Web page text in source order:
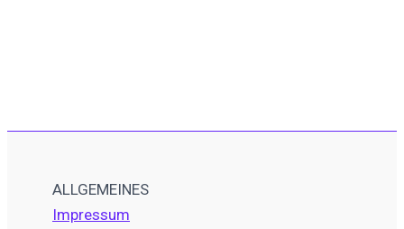
ALLGEMEINES
Impressum